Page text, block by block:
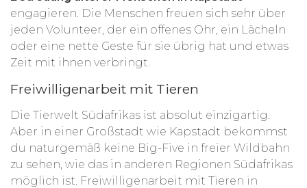
engagieren. Die Menschen freuen sich sehr über
jeden Volunteer, der ein offenes Ohr, ein Lächeln
oder eine nette Geste für sie übrig hat und etwas
Zeit mit ihnen verbringt.
Freiwilligenarbeit mit Tieren
Die Tierwelt Südafrikas ist absolut einzigartig.
Aber in einer Großstadt wie Kapstadt bekommst
du naturgemäß keine Big-Five in freier Wildbahn
zu sehen, wie das in anderen Regionen Südafrikas
möglich ist. Freiwilligenarbeit mit Tieren in